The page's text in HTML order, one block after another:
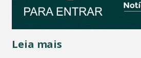
Leia mais